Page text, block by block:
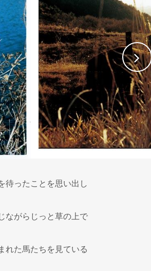
待ったことを思い出し
ながらじっと草の上で
れた馬たちを見ている